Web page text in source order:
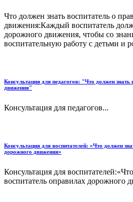
Что должен знать воспитатель о
движения:Каждый воспитатель
дорожного движения, чтобы со
воспитательную работу с детьми и
Консультация для педагогов: "Что должен знать
движения"
Консультация для педагогов...
Консультация для воспитателей: «Что должен
дорожного движения»
Консультация для
воспитатель оправилах дорожного